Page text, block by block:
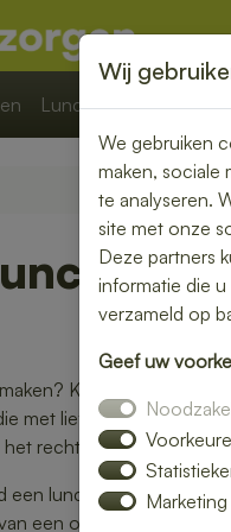
Lunchpakketten
Kies voor een
met liefde zijn bereid.
rechtstreeks bij jou
lunch die bij jouw
een onbezorgde
Wij
We gebruiken
maken, sociale
te analyseren.
site met onze
Deze partners
informatie die
verzameld op
Geef uw
Marketing